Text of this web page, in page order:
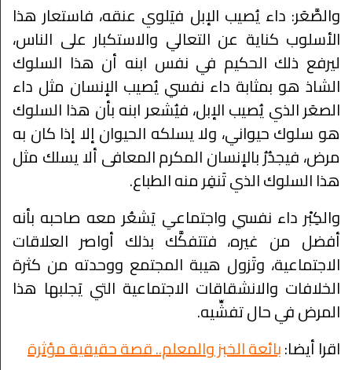
والصَّعَر: داء يُصيب الإبل فيَلوي عنقه، فاستعار هذا
الأسلوب كناية عن التعالي والاستكبار على الناس،
ليرفع ذلك الحكيم في نفس ابنه أن هذا السلوك
الشاذ هو بمثابة داء نفسي يُصيب الإنسان مثل داء
الصعَر الذي يُصيب الإبل، فيُشعر ابنه بأن هذا السلوك
هو سلوك حيواني، ولا يسلكه الحيوان إلا إذا كان به
مرض، فيجدُرُ بالإنسان المكرم المعافى ألا يسلك مثل
هذا السلوك الذي تَنفِر منه الطباع.
والكِبْر داء نفسي واجتماعي يَشعُر معه صاحبه بأنه
أفضل من غيره، فتتفكَّك بذلك أواصر العلاقات
الاجتماعية، وتَزول هيبة المجتمع ووحدته من كثرة
الخلافات والانشقاقات الاجتماعية التي يَجلبها هذا
المرض في حال تفشِّيه.
اقرا أيضا:بائعة الخبز والمعلم.. قصة حقيقية مؤثرة